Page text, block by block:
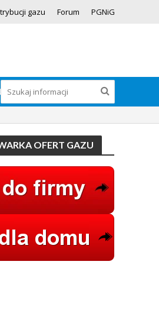
gazu Forum PGNiG
OFERT GAZU